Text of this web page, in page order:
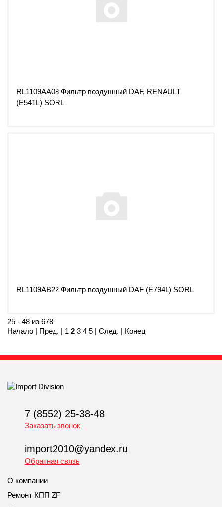
RL1109AA08 Фильтр воздушный DAF, RENAULT
(E541L) SORL
RL1109AB22 Фильтр воздушный DAF (E794L) SORL
25 - 48 из 678
Начало | Пред. | 1 2 3 4 5 | След. | Конец
7 (8552) 25-38-48
Заказать звонок
import2010@yandex.ru
Обратная связь
О компании
Ремонт КПП ZF